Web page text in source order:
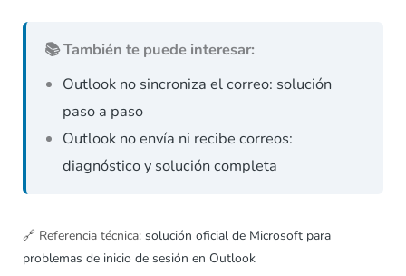
📚 También te puede interesar:
Outlook no sincroniza el correo: solución
paso a paso
Outlook no envía ni recibe correos:
diagnóstico y solución completa
🔗 Referencia técnica: solución oficial de Microsoft para
problemas de inicio de sesión en Outlook